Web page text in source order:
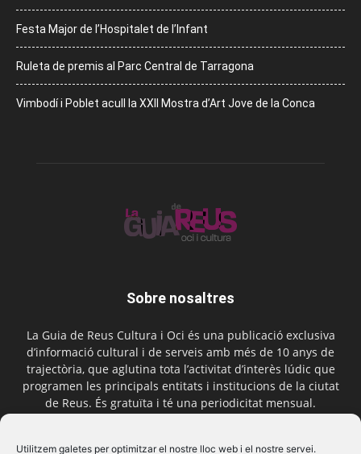
Utilitzem galetes per optimitzar el nostre lloc web i el nostre servei.
Festa Major de l’Hospitalet de l’Infant
Ruleta de premis al Parc Central de Tarragona
Vimbodí i Poblet acull la XXII Mostra d’Art Jove de la Conca
Sobre nosaltres
La Guia de Reus Cultura i Oci és una publicació exclusiva
d’informació cultural i de serveis amb més de 10 anys de
trajectòria, que aglutina tota l’activitat d’interès lúdic que
programen les principals entitats i institucions de la ciutat
de Reus. És gratuïta i té una periodicitat mensual.